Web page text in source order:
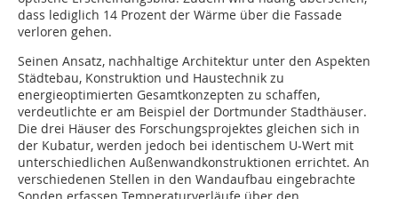
dass lediglich 14 Prozent der Wärme über die Fassade
verloren gehen.
Seinen Ansatz, nachhaltige Architektur unter den Aspekten
Städtebau, Konstruktion und Haustechnik zu
energieoptimierten Gesamtkonzepten zu schaffen,
verdeutlichte er am Beispiel der Dortmunder Stadthäuser.
Die drei Häuser des Forschungsprojektes gleichen sich in
der Kubatur, werden jedoch bei identischem U-Wert mit
unterschiedlichen Außenwandkonstruktionen errichtet. An
verschiedenen Stellen in den Wandaufbau eingebrachte